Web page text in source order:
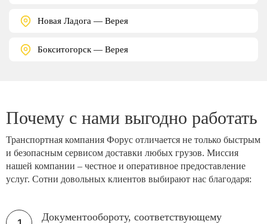
Новая Ладога — Верея
Бокситогорск — Верея
Почему с нами выгодно работать
Транспортная компания Форус отличается не только быстрым
и безопасным сервисом доставки любых грузов. Миссия
нашей компании – честное и оперативное предоставление
услуг. Сотни довольных клиентов выбирают нас благодаря:
Документообороту, соответствующему